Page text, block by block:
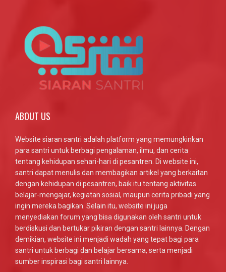
ABOUT US
Website siaran santri adalah platform yang memungkinkan
para santri untuk berbagi pengalaman, ilmu, dan cerita
tentang kehidupan sehari-hari di pesantren. Di website ini,
santri dapat menulis dan membagikan artikel yang berkaitan
dengan kehidupan di pesantren, baik itu tentang aktivitas
belajar-mengajar, kegiatan sosial, maupun cerita pribadi yang
ingin mereka bagikan. Selain itu, website ini juga
menyediakan forum yang bisa digunakan oleh santri untuk
berdiskusi dan bertukar pikiran dengan santri lainnya. Dengan
demikian, website ini menjadi wadah yang tepat bagi para
santri untuk berbagi dan belajar bersama, serta menjadi
sumber inspirasi bagi santri lainnya.